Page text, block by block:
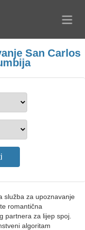
San Carlos
služba za upoznavanje
romantična
partnera za lijep spoj.
algoritam